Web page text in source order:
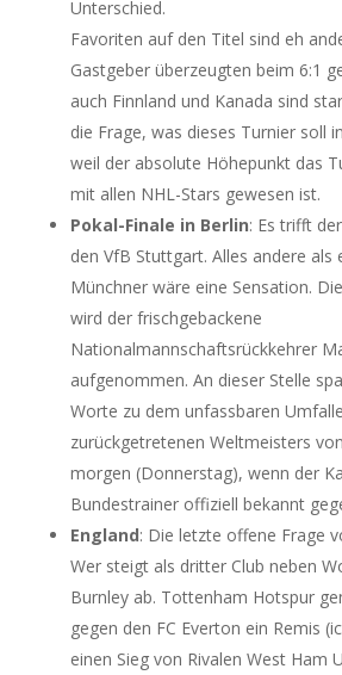
Unterschied.
Favoriten auf den Titel sind eh
Gastgeber überzeugten beim 6:1
auch Finnland und Kanada sind
die Frage, was dieses Turnier soll
weil der absolute Höhepunkt das
mit allen NHL-Stars gewesen ist.
Pokal-Finale in Berlin: Es trifft
den VfB Stuttgart. Alles andere als
Münchner wäre eine Sensation.
wird der frischgebackene
Nationalmannschaftsrückkehrer
aufgenommen. An dieser Stelle
Worte zu dem unfassbaren
zurückgetretenen Weltmeisters
morgen (Donnerstag), wenn der
Bundestrainer offiziell bekannt
England: Die letzte offene Frage
Wer steigt als dritter Club neben
Burnley ab. Tottenham Hotspur
gegen den FC Everton ein Remis
einen Sieg von Rivalen West Ham